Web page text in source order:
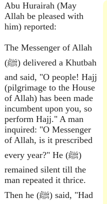
Abu Hurairah (May
Allah be pleased with
him) reported:
The Messenger of Allah
(ﷺ) delivered a Khutbah
and said, "O people! Hajj
(pilgrimage to the House
of Allah) has been made
incumbent upon you, so
perform Hajj." A man
inquired: "O Messenger
of Allah, is it prescribed
every year?" He (ﷺ)
remained silent till the
man repeated it thrice.
Then he (ﷺ) said, "Had